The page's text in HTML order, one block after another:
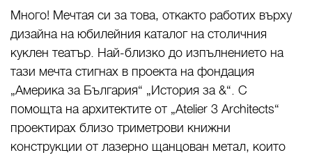
Много! Мечтая си за това, откакто работих върху
дизайна на юбилейния каталог на столичния
куклен театър. Най-близко до изпълнението на
тази мечта стигнах в проекта на фондация
„Америка за България“ „История за &“. С
помощта на архитектите от „Atelier 3 Architects“
проектирах близо триметрови книжни
конструкции от лазерно щанцован метал, които